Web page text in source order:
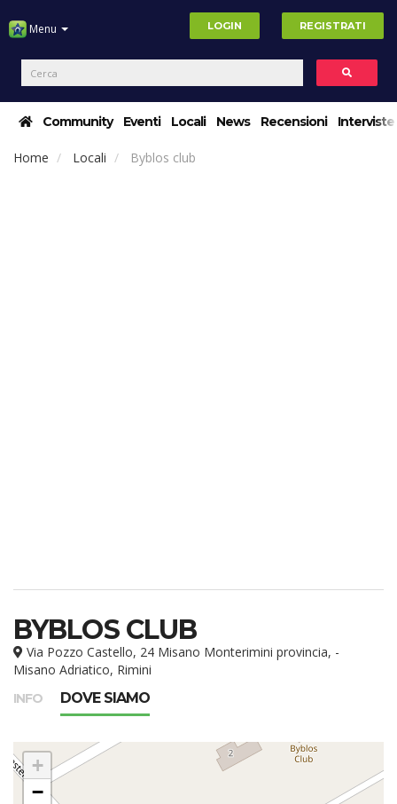
Menu LOGIN REGISTRATI
Community Eventi Locali News Recensioni Interviste
Home Locali Byblos club
BYBLOS CLUB
Via Pozzo Castello, 24 Misano Monterimini provincia, -
Misano Adriatico, Rimini
INFO DOVE SIAMO
+
−